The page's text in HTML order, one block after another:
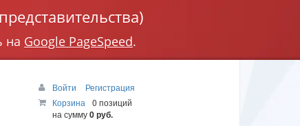
на Google PageSpeed.
Войти
Регистрация
Корзина
0 позиций
на сумму0 руб.